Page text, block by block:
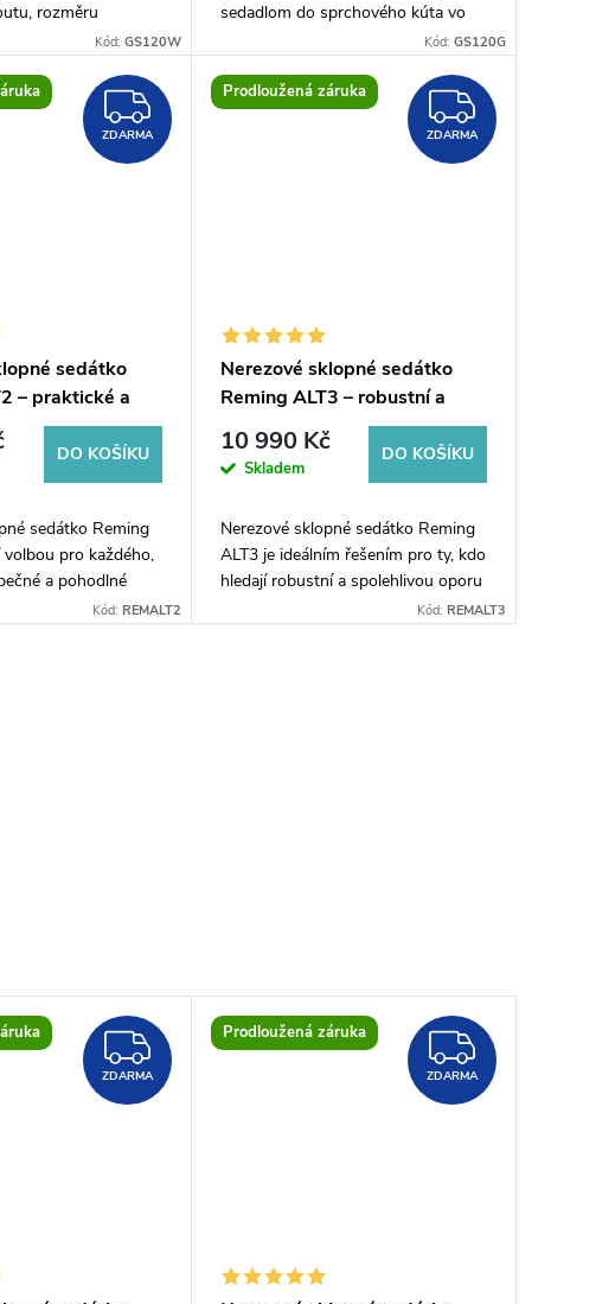
rozměru
v elegantní bílé
Kód: GS120W
sedadlom do sprchového kúta vo
veľkosti 32,5x32,5cm. Toto moderné
odtieni šedej Vám...
Kód: GS120G
ZDARMA
ZDARMA
sedátko
– praktické a
do sprchy
DO KOŠÍKU
sedátko Reming
volbou pro každého,
a pohodlné
S nosností 200 kg
Kód: REMALT2
Prodloužená záruka
ZDARMA
Nerezové sklopné sedátko
Reming ALT3 – robustní a
spolehlivé řešení do sprchy
10 990 Kč
Skladem
DO KOŠÍKU
Nerezové sklopné sedátko Reming
ALT3 je ideálním řešením pro ty, kdo
hledají robustní a spolehlivou oporu
při sprchování. S nosností 200 kg je
Kód: REMALT3
ZDARMA
ZDARMA
Prodloužená záruka
ZDARMA